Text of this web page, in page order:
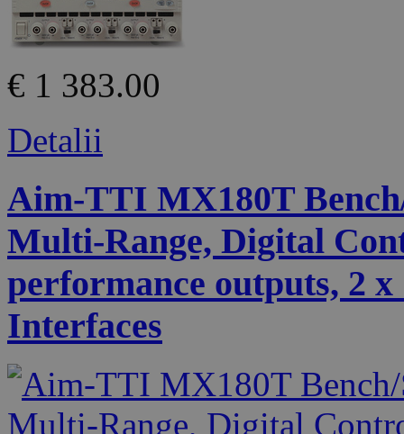
€ 1 383.00
Detalii
Aim-TTI MX180T
Multi-Range, Digital
performance outputs, 2
Interfaces